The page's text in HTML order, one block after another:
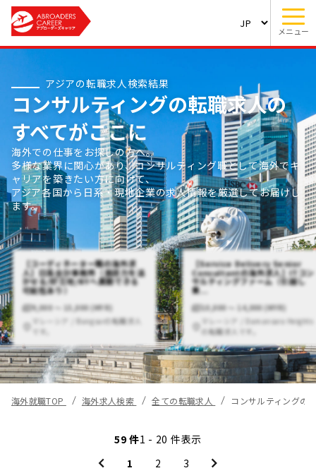
メニュー
アジアの転職求人検索結果
コンサルティングの転職求人の
すべてがここに
海外での仕事をお探しの方へ。
多様な業界に関心があり、コンサルティング職として海外でキ
ャリアを築きたい方に向けて、
アジア各国から日系・現地企業の求人情報を厳選してお届けし
ます。
【コーディネーター職の海外求
人】日系会計事務所（英語力を活
かせる/好立地/NYへ異動できる
可能性あり）
9,000 〜 15,000 (MYR)
マレーシア / Bangsarの転職求人
です。
【Service Delivery Senior
Consultantの海外求人】ITコン
サルティングファーム（引越し
費...
10,000 〜 14,000 (MYR)
マレーシア / Damansara Heights
の転職求人です。
海外就職TOP 海外求人検索 全ての転職求人 コンサルティングの
59 件1 - 20 件表示
1
2 3